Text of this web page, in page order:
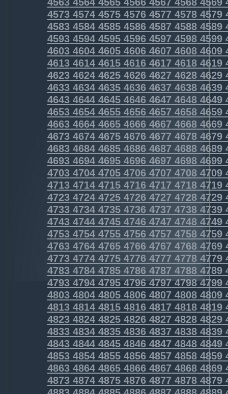
4573457445754576457745784579
4583458445854586458745884589
4593459445954596459745984599
4603460446054606460746084609
4613461446154616461746184619
46234624462546264627 46284629
46334634463546364637 46384639
46434644464546464647 46484649
46534654465546564657 46584659
46634664466546664667 46684669
46734674467546764677 46784679
46834684468546864687 46884689
46934694469546964697 46984699
47034704470547064707 47084709
47134714471547164717 47184719
47234724472547264727 47284729
47334734473547364737 47384739
47434744474547464747 47484749
47534754475547564757 47584759
47634764476547664767 47684769
47734774477547764777 47784779
47834784478547864787 47884789
4793479447954796479747984799
4803480448054806480748084809
4813481448154816481748184819
4823482448254826482748284829
4833483448354836483748384839
4843484448454846484748484849
4853485448554856485748584859
4863486448654866486748684869
4873487448754876487748784879